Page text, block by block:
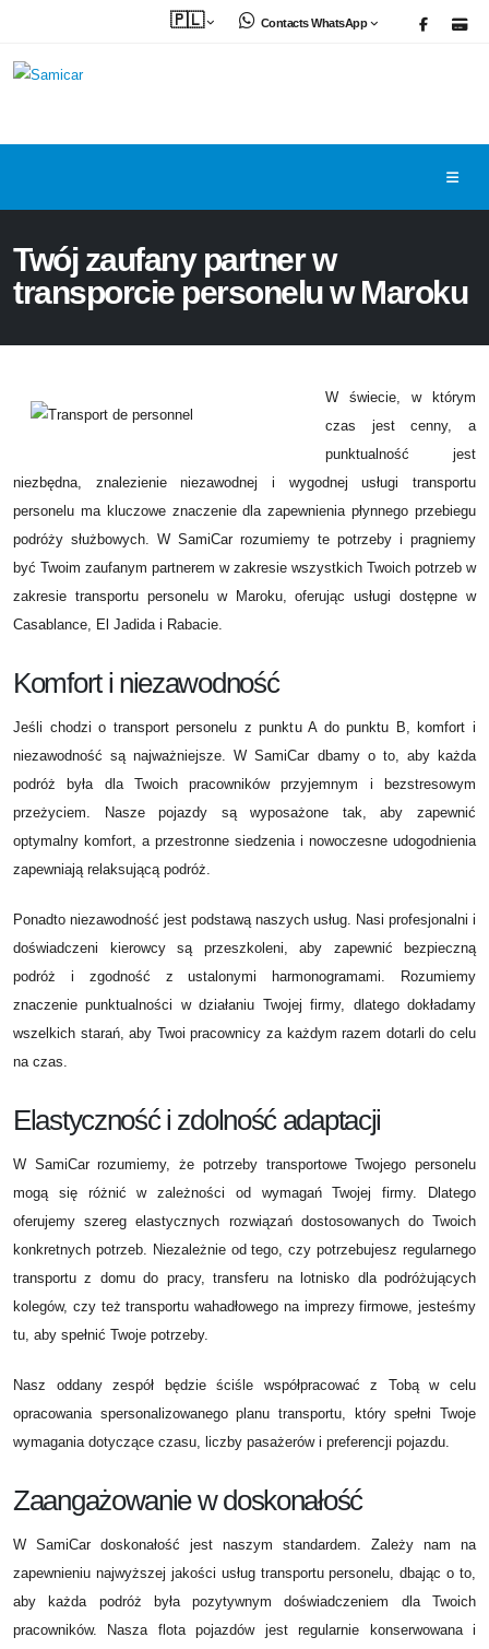
🇵🇱 Contacts WhatsApp
Twój zaufany partner w
transporcie personelu w Maroku
W świecie, w którym
czas jest cenny, a
punktualność jest
niezbędna, znalezienie niezawodnej i wygodnej usługi transportu
personelu ma kluczowe znaczenie dla zapewnienia płynnego przebiegu
podróży służbowych. W SamiCar rozumiemy te potrzeby i pragniemy
być Twoim zaufanym partnerem w zakresie wszystkich Twoich potrzeb w
zakresie transportu personelu w Maroku, oferując usługi dostępne w
Casablance, El Jadida i Rabacie.
Komfort i niezawodność
Jeśli chodzi o transport personelu z punktu A do punktu B, komfort i
niezawodność są najważniejsze. W SamiCar dbamy o to, aby każda
podróż była dla Twoich pracowników przyjemnym i bezstresowym
przeżyciem. Nasze pojazdy są wyposażone tak, aby zapewnić
optymalny komfort, a przestronne siedzenia i nowoczesne udogodnienia
zapewniają relaksującą podróż.
Ponadto niezawodność jest podstawą naszych usług. Nasi profesjonalni i
doświadczeni kierowcy są przeszkoleni, aby zapewnić bezpieczną
podróż i zgodność z ustalonymi harmonogramami. Rozumiemy
znaczenie punktualności w działaniu Twojej firmy, dlatego dokładamy
wszelkich starań, aby Twoi pracownicy za każdym razem dotarli do celu
na czas.
Elastyczność i zdolność adaptacji
W SamiCar rozumiemy, że potrzeby transportowe Twojego personelu
mogą się różnić w zależności od wymagań Twojej firmy. Dlatego
oferujemy szereg elastycznych rozwiązań dostosowanych do Twoich
konkretnych potrzeb. Niezależnie od tego, czy potrzebujesz regularnego
transportu z domu do pracy, transferu na lotnisko dla podróżujących
kolegów, czy też transportu wahadłowego na imprezy firmowe, jesteśmy
tu, aby spełnić Twoje potrzeby.
Nasz oddany zespół będzie ściśle współpracować z Tobą w celu
opracowania spersonalizowanego planu transportu, który spełni Twoje
wymagania dotyczące czasu, liczby pasażerów i preferencji pojazdu.
Zaangażowanie w doskonałość
W SamiCar doskonałość jest naszym standardem. Zależy nam na
zapewnieniu najwyższej jakości usług transportu personelu, dbając o to,
aby każda podróż była pozytywnym doświadczeniem dla Twoich
pracowników. Nasza flota pojazdów jest regularnie konserwowana i